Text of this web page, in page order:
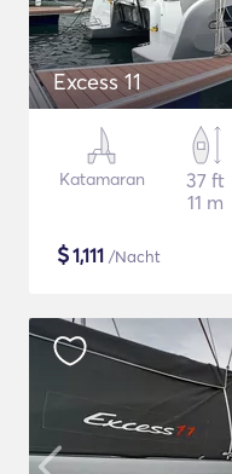
Excess 11
Katamaran
37 ft
11 m
$1,111 /Nacht